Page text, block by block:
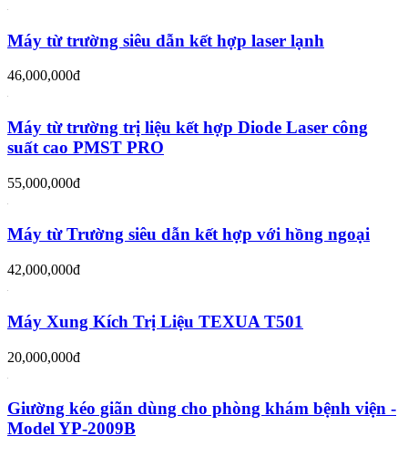
Máy từ trường siêu dẫn kết hợp laser lạnh
46,000,000đ
Máy từ trường trị liệu kết hợp Diode Laser công
suất cao PMST PRO
55,000,000đ
Máy từ Trường siêu dẫn kết hợp với hồng ngoại
42,000,000đ
Máy Xung Kích Trị Liệu TEXUA T501
20,000,000đ
Giường kéo giãn dùng cho phòng khám bệnh viện -
Model YP-2009B